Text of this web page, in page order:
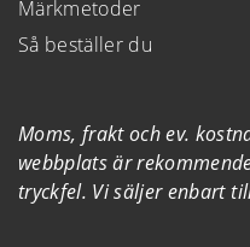
Märkmetoder
Så beställer du
Moms, frakt och ev.
webbplats är
tryckfel. Vi säljer enbart